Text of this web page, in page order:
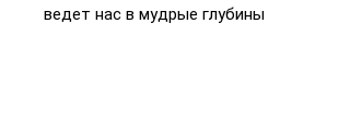
ведет нас в мудрые глубины